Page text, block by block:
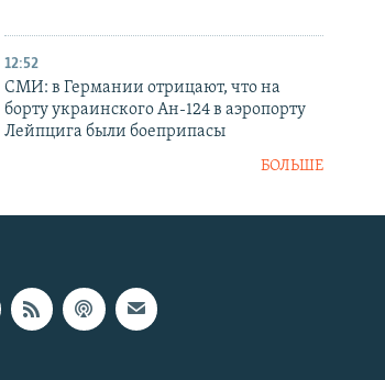
12:52
СМИ: в Германии отрицают, что на
борту украинского Ан-124 в аэропорту
Лейпцига были боеприпасы
БОЛЬШЕ